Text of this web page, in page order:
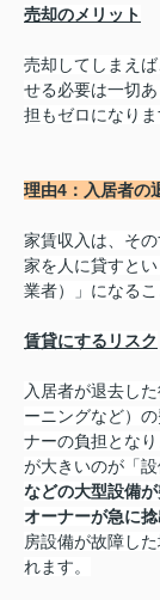
売却のメリット
売却してしまえ
せる必要は一切
担もゼロになりま
理由4：入居者の
家賃収入は、そ
家を人に貸すと
業者）」になるこ
賃貸にするリスク
入居者が退去し
ーニングなど）
ナーの負担とな
が大きいのが「設
などの大型設備
オーナーが急に捻
房設備が故障し
れます。